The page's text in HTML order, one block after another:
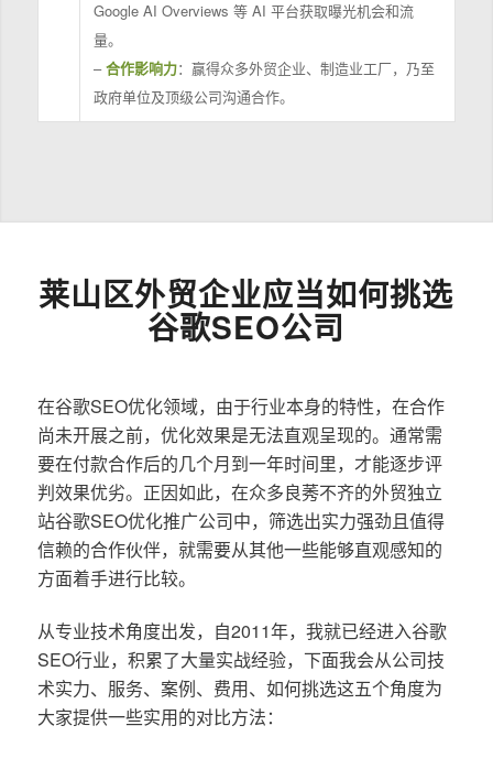
Google AI Overviews 等 AI 平台获取曝光机会和流
量。
–合作影响力：赢得众多外贸企业、制造业工厂，乃至
政府单位及顶级公司沟通合作。
莱山区外贸企业应当如何挑选
谷歌SEO公司
在谷歌SEO优化领域，由于行业本身的特性，在合作
尚未开展之前，优化效果是无法直观呈现的。通常需
要在付款合作后的几个月到一年时间里，才能逐步评
判效果优劣。正因如此，在众多良莠不齐的外贸独立
站谷歌SEO优化推广公司中，筛选出实力强劲且值得
信赖的合作伙伴，就需要从其他一些能够直观感知的
方面着手进行比较。
从专业技术角度出发，自2011年，我就已经进入谷歌
SEO行业，积累了大量实战经验，下面我会从公司技
术实力、服务、案例、费用、如何挑选这五个角度为
大家提供一些实用的对比方法：